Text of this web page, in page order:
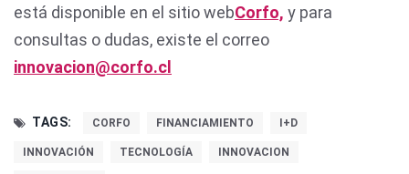
está disponible en el sitio webCorfo, y para
consultas o dudas, existe el correo
innovacion@corfo.cl
TAGS: CORFO FINANCIAMIENTO I+D
INNOVACIÓN TECNOLOGÍA INNOVACION